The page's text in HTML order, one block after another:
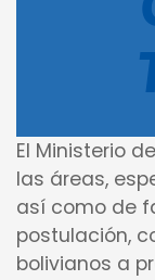
El Ministerio
las áreas,
así como de
postulación,
bolivianos a